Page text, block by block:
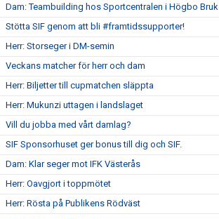
Dam: Teambuilding hos Sportcentralen i Högbo Bruk
Stötta SIF genom att bli #framtidssupporter!
Herr: Storseger i DM-semin
Veckans matcher för herr och dam
Herr: Biljetter till cupmatchen släppta
Herr: Mukunzi uttagen i landslaget
Vill du jobba med vårt damlag?
SIF Sponsorhuset ger bonus till dig och SIF.
Dam: Klar seger mot IFK Västerås
Herr: Oavgjort i toppmötet
Herr: Rösta på Publikens Rödväst